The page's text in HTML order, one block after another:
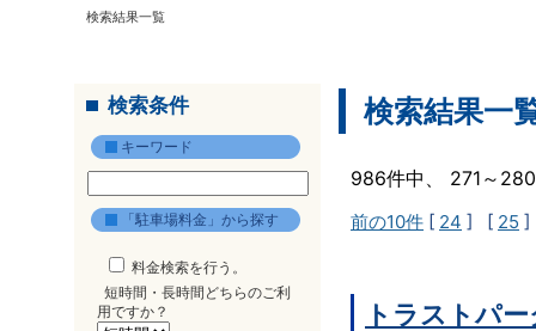
検索結果一覧
検索条件
キーワード
「駐車場料金」から探す
料金検索を行う。
短時間・長時間どちらのご利
用ですか？
検索結果一
986件中、 271～
前の10件 [ 24 ] [ 25
トラストパ